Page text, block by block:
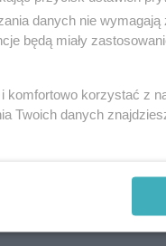
danych nie
będą miały
komfortowo korzystać z
Twoich danych